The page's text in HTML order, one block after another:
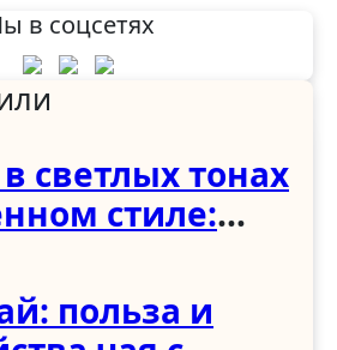
в соцсетях
светлых тонах
стиле:
коридор
польза и